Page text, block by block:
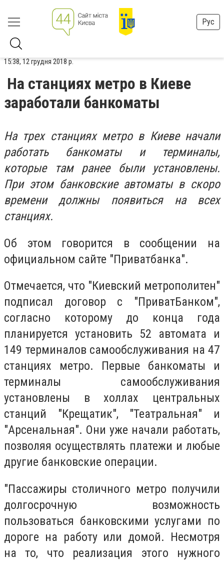
Рус
15:38, 12 грудня 2018 р.
На станциях метро в Киеве
заработали банкоматы
На трех станциях метро в Киеве начали
работать банкоматы и терминалы,
которые там ранее были установлены.
При этом банковские автоматы в скоро
времени должны появиться на всех
станциях.
Об этом говорится в сообщении на
официальном сайте "Приватбанка".
Отмечается, что "Киевский метрополитен"
подписал договор с "ПриватБанком",
согласно которому до конца года
планируется установить 52 автомата и
149 терминалов самообслуживания на 47
станциях метро. Первые банкоматы и
терминалы самообслуживания
установлены в холлах центральных
станций "Крещатик", "Театральная" и
"Арсенальная". Они уже начали работать,
позволяя осуществлять платежи и любые
другие банковские операции.
"Пассажиры столичного метро получили
долгосрочную возможность
пользоваться банковскими услугами по
дороге на работу или домой. Несмотря
на то, что реализация этого нужного